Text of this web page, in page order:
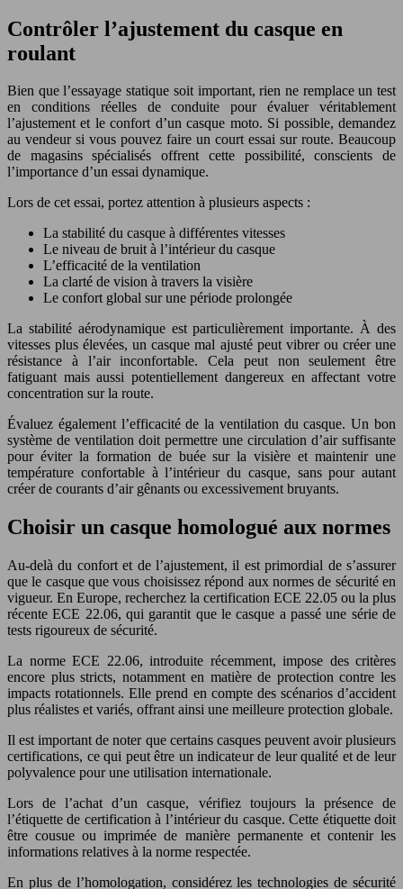
Contrôler l’ajustement du casque en
roulant
Bien que l’essayage statique soit important, rien ne remplace un test
en conditions réelles de conduite pour évaluer véritablement
l’ajustement et le confort d’un casque moto. Si possible, demandez
au vendeur si vous pouvez faire un court essai sur route. Beaucoup
de magasins spécialisés offrent cette possibilité, conscients de
l’importance d’un essai dynamique.
Lors de cet essai, portez attention à plusieurs aspects :
La stabilité du casque à différentes vitesses
Le niveau de bruit à l’intérieur du casque
L’efficacité de la ventilation
La clarté de vision à travers la visière
Le confort global sur une période prolongée
La stabilité aérodynamique est particulièrement importante. À des
vitesses plus élevées, un casque mal ajusté peut vibrer ou créer une
résistance à l’air inconfortable. Cela peut non seulement être
fatiguant mais aussi potentiellement dangereux en affectant votre
concentration sur la route.
Évaluez également l’efficacité de la ventilation du casque. Un bon
système de ventilation doit permettre une circulation d’air suffisante
pour éviter la formation de buée sur la visière et maintenir une
température confortable à l’intérieur du casque, sans pour autant
créer de courants d’air gênants ou excessivement bruyants.
Choisir un casque homologué aux normes
Au-delà du confort et de l’ajustement, il est primordial de s’assurer
que le casque que vous choisissez répond aux normes de sécurité en
vigueur. En Europe, recherchez la certification ECE 22.05 ou la plus
récente ECE 22.06, qui garantit que le casque a passé une série de
tests rigoureux de sécurité.
La norme ECE 22.06, introduite récemment, impose des critères
encore plus stricts, notamment en matière de protection contre les
impacts rotationnels. Elle prend en compte des scénarios d’accident
plus réalistes et variés, offrant ainsi une meilleure protection globale.
Il est important de noter que certains casques peuvent avoir plusieurs
certifications, ce qui peut être un indicateur de leur qualité et de leur
polyvalence pour une utilisation internationale.
Lors de l’achat d’un casque, vérifiez toujours la présence de
l’étiquette de certification à l’intérieur du casque. Cette étiquette doit
être cousue ou imprimée de manière permanente et contenir les
informations relatives à la norme respectée.
En plus de l’homologation, considérez les technologies de sécurité